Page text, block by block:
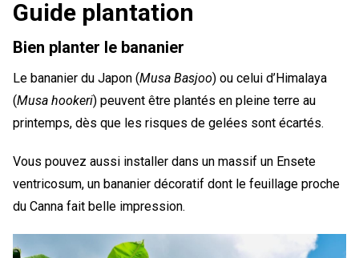
Guide plantation
Bien planter le bananier
Le bananier du Japon (Musa Basjoo) ou celui d’Himalaya
(Musa hookeri) peuvent être plantés en pleine terre au
printemps, dès que les risques de gelées sont écartés.
Vous pouvez aussi installer dans un massif un Ensete
ventricosum, un bananier décoratif dont le feuillage proche
du Canna fait belle impression.